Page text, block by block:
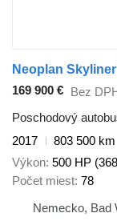
Neoplan
169 900 € Bez
Poschodový
2017
803 500 km
Výkon 500 HP
Počet miest 78
Nemecko, Bad